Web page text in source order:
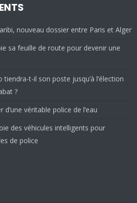
nouveau dossier entre Paris et Alger
sa feuille de route pour devenir une
tiendra-t-il son poste jusqu’à l’élection
?
d’une véritable police de l’eau
des véhicules intelligents pour
de police